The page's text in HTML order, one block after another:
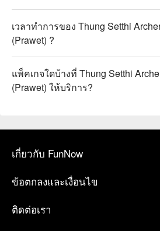
เวลาทำการของ Thung Setthi
(Prawet) ?
แพ็คเกจใดบ้างที่ Thung Setthi
(Prawet) ให้บริการ?
เกี่ยวกับ FunNow
ข้อตกลงและเงื่อนไข
ติดต่อเรา